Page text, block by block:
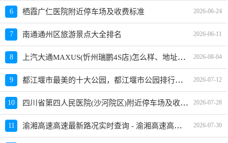
6 栖霞广仁医院附近停车场及收费标准 2026-06-24
7 南通通州区旅游景点大全排名 2026-06-11
8 上汽大通MAXUS(忻州瑞鹏4S店)怎么样、地址、电话、上班时间查询 2026-08-04
9 都江堰市最美的十大公园，都江堰市公园排行榜哪个最好玩 2026-07-12
10 四川省第四人民医院(沙河院区)附近停车场及收费标准 2026-07-28
11 渝湘高速高速最新路况实时查询 - 渝湘高速高速最新消息 2026-07-30